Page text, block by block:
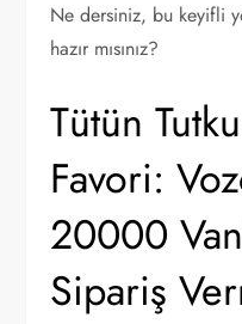
Ne dersiniz, bu keyifli
hazır mısınız?
Tütün
Favori:
20000
Sipariş